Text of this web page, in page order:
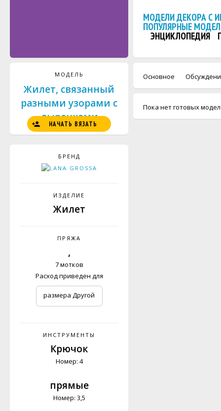
МОДЕЛИ ДЕКОРА С
ПОПУЛЯРНЫЕ
ЭНЦИКЛОПЕДИЯ
МОДЕЛЬ
Жилет, связанный
разными узорами с
дырочками
НАЧАТЬ ВЯЗАТЬ
БРЕНД
ИЗДЕЛИЕ
Жилет
ПРЯЖА
,
7 мотков
Расход приведен для
размера Другой
ИНСТРУМЕНТЫ
Крючок
Номер: 4
прямые
Номер: 3,5
Основное
Пока нет готовых